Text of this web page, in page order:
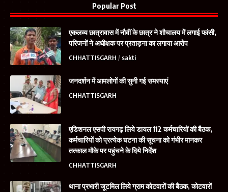
Popular Post
एकलव्य छात्रावास में नौवीं के छात्र ने शौचालय में लगाई फांसी,
परिजनों ने अधीक्षक पर प्रताड़ना का लगाया आरोप
CHHATTISGARH sakti
जनदर्शन में आमलोगों की सुनी गई समस्याएं
CHHATTISGARH
एडिशनल एसपी रायगढ़ लिये डायल 112 कर्मचारियों की बैठक,
कर्मचारियों को प्रत्येक घटना की सूचना को गंभीर मानकर
तत्काल मौके पर पहुंचने के दिये निर्देश
CHHATTISGARH
थाना प्रभारी जूटमिल लिये ग्राम कोटवारों की बैठक, कोटवारों